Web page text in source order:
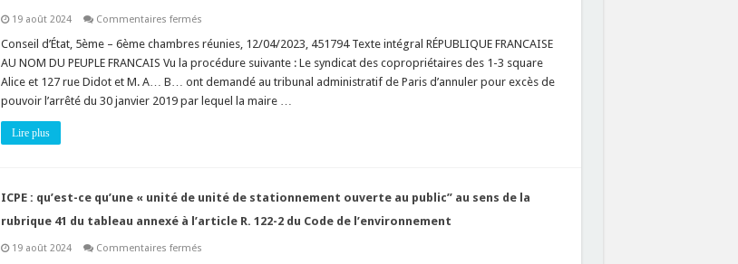
19 août 2024 Commentaires ferméssur
:
règlement
du
PLU
peut
et
« conditions
l’immeuble
Conseil d’État, 5ème – 6ème chambres réunies, 12/04/2023, 451794 Texte intégral RÉPUBLIQUE FRANCAISE
AU NOM DU PEUPLE FRANCAIS Vu la procédure suivante : Le syndicat des copropriétaires des 1-3 square
Alice et 127 rue Didot et M. A… B… ont demandé au tribunal administratif de Paris d’annuler pour excès de
pouvoir l’arrêté du 30 janvier 2019 par lequel la maire …
Lire plus
ICPE : qu’est-ce qu’une « unité de unité de stationnement ouverte au public” au sens de la
rubrique 41 du tableau annexé à l’article R. 122-2 du Code de l’environnement
19 août 2024 Commentaires ferméssur